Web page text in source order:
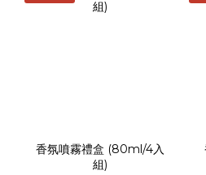
香氛噴霧禮盒 (80ml/4入
組)